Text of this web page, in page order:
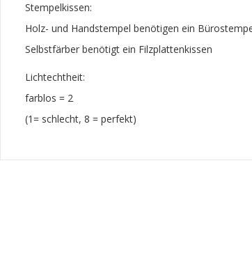
Stempelkissen:
Holz- und Handstempel benötigen ein
Selbstfärber benötigt ein Filzplattenkissen
Lichtechtheit:
farblos = 2
(1= schlecht, 8 = perfekt)